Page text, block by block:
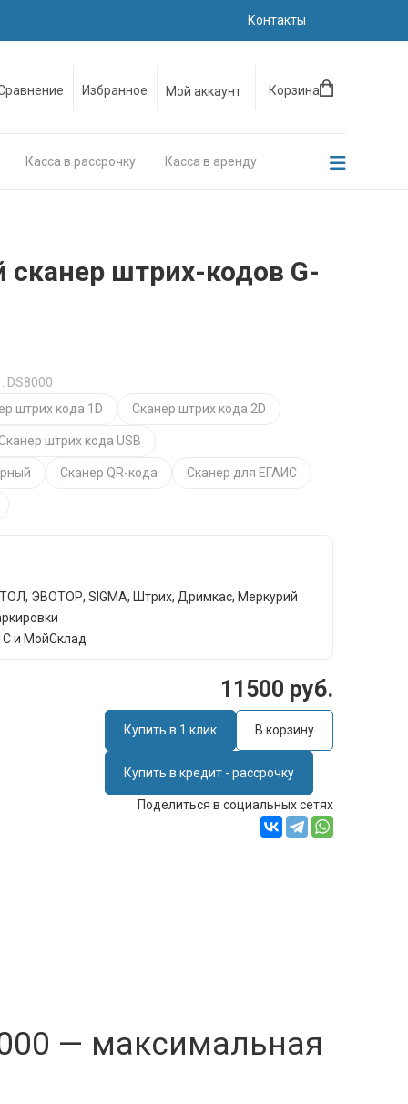
Контакты
Избранное Мой аккаунт Корзина
Касса в рассрочку Касса в аренду
штрих-кодов G-
DS8000
штрих кода 1D
Сканер штрих кода 2D
штрих кода USB
Сканер QR-кода Сканер для ЕГАИС
ЭВОТОР, SIGMА, Штрих, Дримкас, Меркурий
и МойСклад
11500 руб.
Купить в 1 клик В корзину
Купить в кредит - рассрочку
Поделиться в социальных сетях
— максимальная